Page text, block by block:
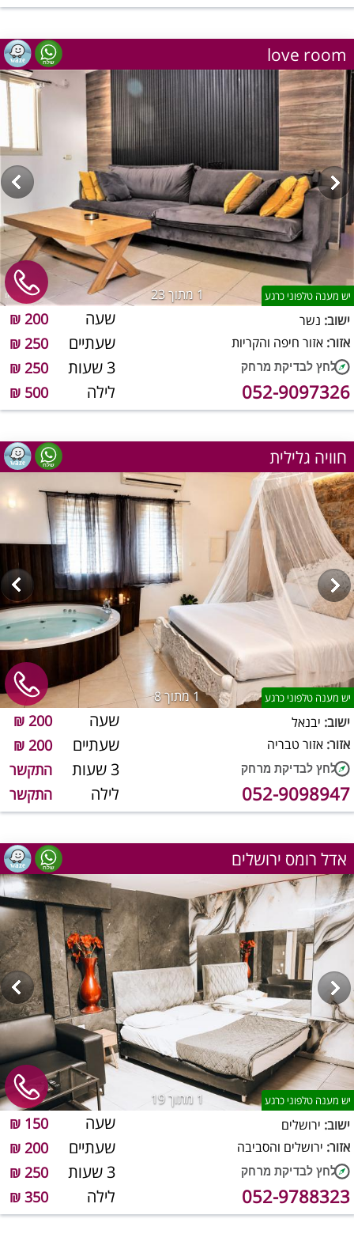
love room
1 מתוך 23 יש מענה טלפוני כרגע
שעה 200 ₪
שעתיים 250 ₪
3 שעות 250 ₪
לילה 500 ₪
ישוב: נשר
אזור: אזור חיפה והקריות
052-9097326
חוויה גלילית
1מתוך 8 יש מענה טלפוני כרגע
שעה 200 ₪
שעתיים 200 ₪
3 שעות התקשר
לילה התקשר
ישוב: יבנאל
אזור: אזור טבריה
052-9098947
אדל רומס ירושלים
1 מתוך 19 יש מענה טלפוני כרגע
שעה 150 ₪
שעתיים 200 ₪
3 שעות 250 ₪
לילה 350 ₪
ישוב: ירושלים
אזור: ירושלים והסביבה
052-9788323